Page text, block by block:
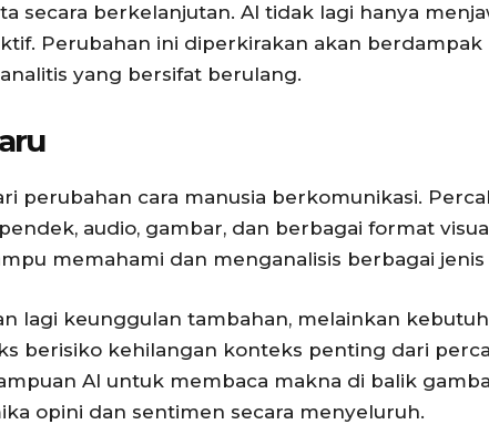
secara berkelanjutan. AI tidak lagi hanya
Perubahan ini diperkirakan akan berdampak
yang bersifat berulang.
perubahan cara manusia berkomunikasi.
audio, gambar, dan berbagai format
memahami dan menganalisis berbagai jenis
lagi keunggulan tambahan, melainkan
berisiko kehilangan konteks penting dari
AI untuk membaca makna di balik
opini dan sentimen secara menyeluruh.